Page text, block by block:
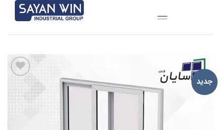
جدید افزودن
به
علاقه